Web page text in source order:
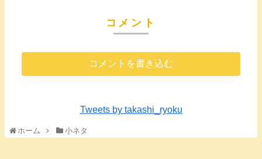
コメント
コメントを書き込む
Tweets by takashi_ryoku
ホーム 小ネタ